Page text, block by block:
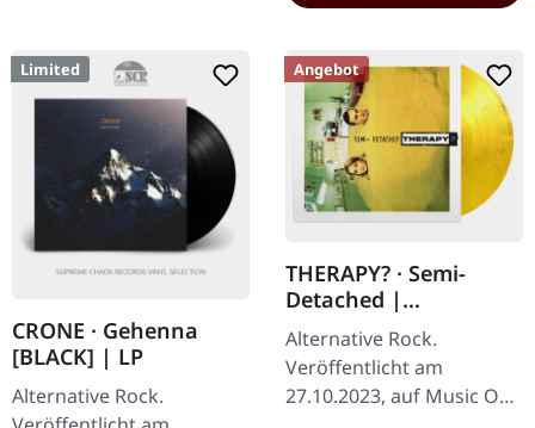
Limited
CRONE · Gehenna
[BLACK] | LP
Alternative Rock.
Angebot
THERAPY? · Semi-
Detached |
YELLOW/BLACK
MARBLED LP
Alternative Rock.
Veröffentlicht am
27.10.2023, auf Music On